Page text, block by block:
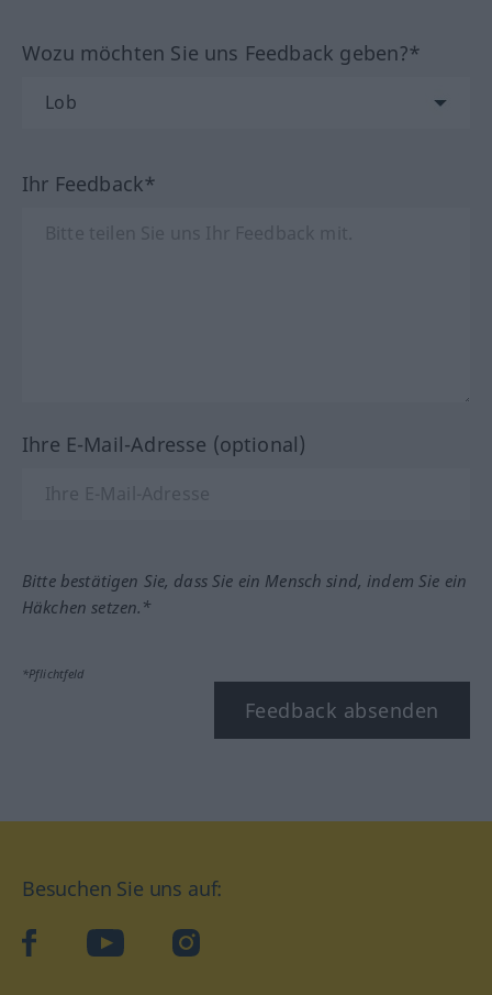
Wozu möchten Sie uns Feedback geben?*
Ihr Feedback*
Ihre E-Mail-Adresse (optional)
Bitte bestätigen Sie, dass Sie ein Mensch sind, indem Sie ein
Häkchen setzen.*
*Pflichtfeld
Feedback absenden
Besuchen Sie uns auf:
facebook YouTube Instagram